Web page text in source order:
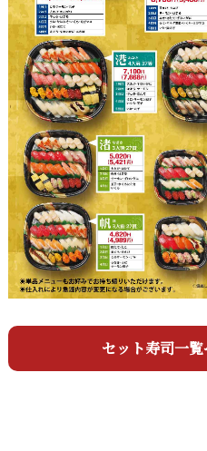
セット寿司一